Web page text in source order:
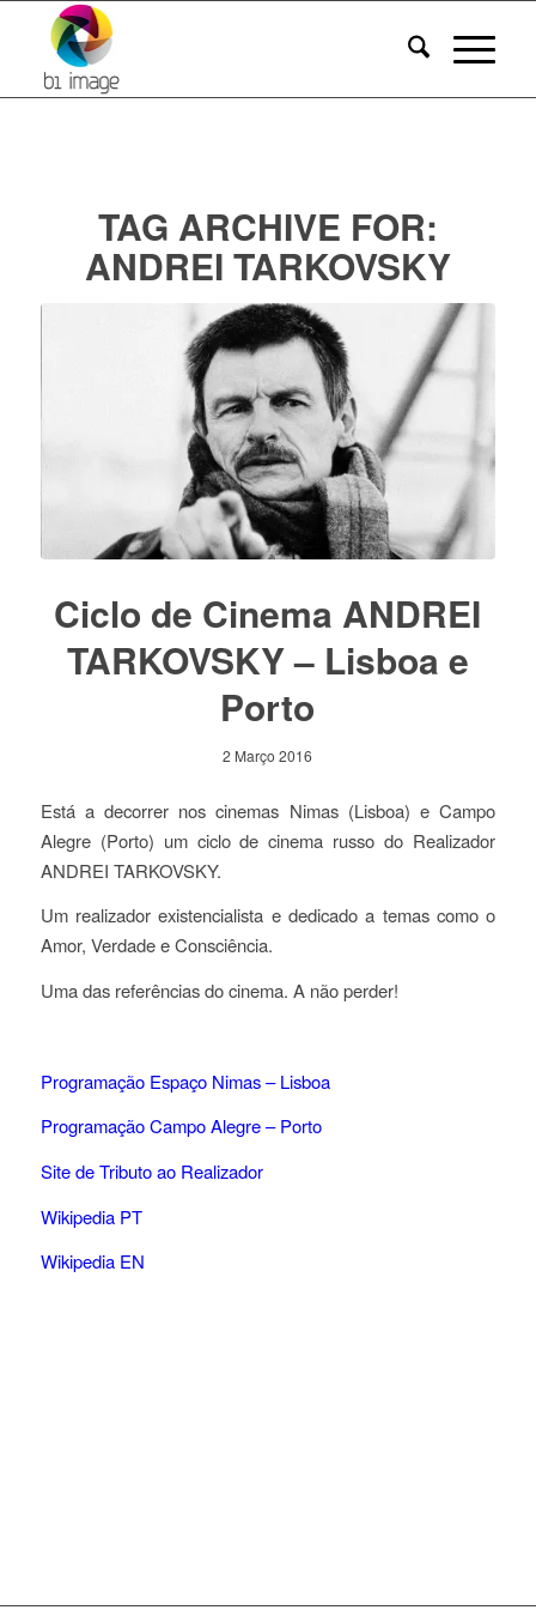
TAG ARCHIVE FOR:
ANDREI TARKOVSKY
Ciclo de Cinema ANDREI
TARKOVSKY – Lisboa e
Porto
2 Março 2016
Está a decorrer nos cinemas Nimas (Lisboa) e Campo
Alegre (Porto) um ciclo de cinema russo do Realizador
ANDREI TARKOVSKY.
Um realizador existencialista e dedicado a temas como o
Amor, Verdade e Consciência.
Uma das referências do cinema. A não perder!
Programação Espaço Nimas – Lisboa
Programação Campo Alegre – Porto
Site de Tributo ao Realizador
Wikipedia PT
Wikipedia EN